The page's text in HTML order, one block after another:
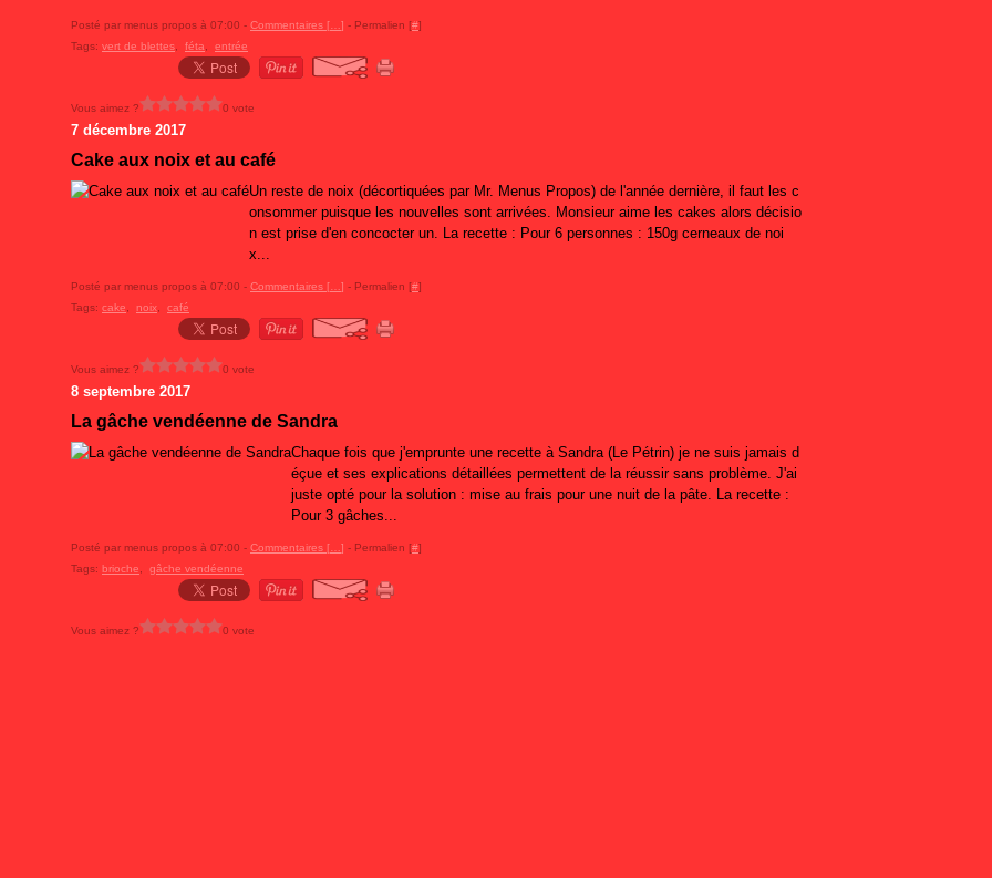
Posté par menus propos à 07:00 - Commentaires [ ] - Permalien [#]
Tags: vert de blettes féta entrée
Vous aimez ? 0 vote
7 décembre 2017
Cake aux noix et au café
Un reste de noix (décortiquées par Mr. Menus Propos) de l'année dernière, il faut les c
onsommer puisque les nouvelles sont arrivées. Monsieur aime les cakes alors décisio
n est prise d'en concocter un. La recette : Pour 6 personnes : 150g cerneaux de noi
x...
Posté par menus propos à 07:00 - Commentaires [ ] - Permalien [#]
Tags: cake noix café
Vous aimez ? 0 vote
8 septembre 2017
La gâche vendéenne de Sandra
Chaque fois que j'emprunte une recette à Sandra (Le Pétrin) je ne suis jamais d
éçue et ses explications détaillées permettent de la réussir sans problème. J'ai
juste opté pour la solution : mise au frais pour une nuit de la pâte. La recette :
Pour 3 gâches...
Posté par menus propos à 07:00 - Commentaires [ ] - Permalien [#]
Tags: brioche gâche vendéenne
Vous aimez ? 0 vote